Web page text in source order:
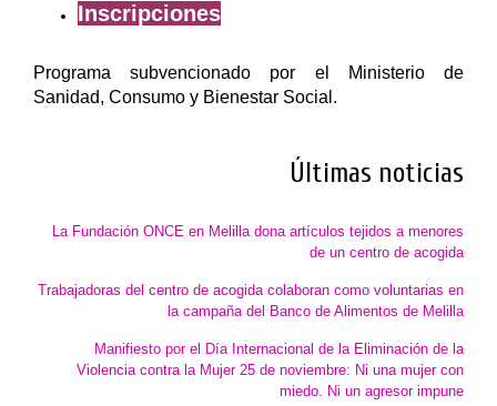
Inscripciones
Programa subvencionado por el Ministerio de
Sanidad, Consumo y Bienestar Social.
Últimas noticias
La Fundación ONCE en Melilla dona artículos tejidos a menores
de un centro de acogida
Trabajadoras del centro de acogida colaboran como voluntarias en
la campaña del Banco de Alimentos de Melilla
Manifiesto por el Día Internacional de la Eliminación de la
Violencia contra la Mujer 25 de noviembre: Ni una mujer con
miedo. Ni un agresor impune